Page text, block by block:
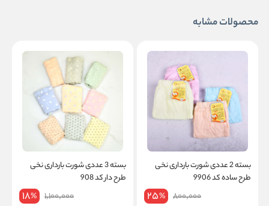
محصولات مشابه
بسته 2 عددی شورت بارداری نخی
طرح ساده کد 9906
800,000
25%
بسته 3 عددی شورت بارداری نخی
طرح دار کد 908
1,100,000
18%